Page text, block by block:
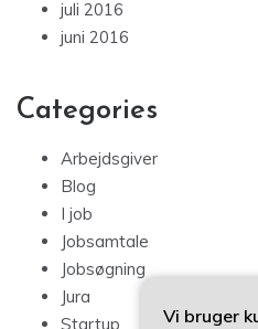
juli 2016
juni 2016
Categories
Arbejdsgiver
Blog
I job
Jobsamtale
Jobsøgning
Jura
Startup
Vi bruger